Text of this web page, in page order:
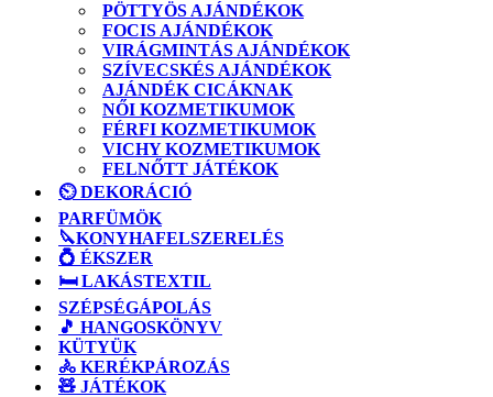
PÖTTYÖS AJÁNDÉKOK
FOCIS AJÁNDÉKOK
VIRÁGMINTÁS AJÁNDÉKOK
SZÍVECSKÉS AJÁNDÉKOK
AJÁNDÉK CICÁKNAK
NŐI KOZMETIKUMOK
FÉRFI KOZMETIKUMOK
VICHY KOZMETIKUMOK
FELNŐTT JÁTÉKOK
⏲️ DEKORÁCIÓ
PARFÜMÖK
🔪KONYHAFELSZERELÉS
💍 ÉKSZER
🛏️ LAKÁSTEXTIL
SZÉPSÉGÁPOLÁS
🎵 HANGOSKÖNYV
KÜTYÜK
🚴 KERÉKPÁROZÁS
🧸 JÁTÉKOK